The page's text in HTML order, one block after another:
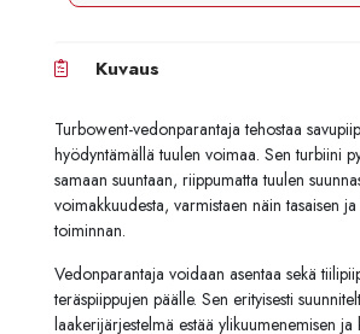
Kuvaus
Turbowent-vedonparantaja tehostaa
hyödyntämällä tuulen voimaa. Sen turbiini
samaan suuntaan, riippumatta tuulen
voimakkuudesta, varmistaen näin tasaisen
toiminnan.
Vedonparantaja voidaan asentaa sekä
teräspiippujen päälle. Sen erityisesti
laakerijärjestelmä estää ylikuumenemisen ja